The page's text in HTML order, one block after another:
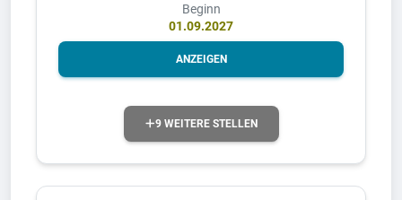
Beginn
01.09.2027
ANZEIGEN
9 WEITERE STELLEN